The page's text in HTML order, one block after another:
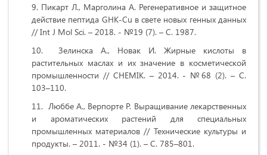
Пикарт Л., Марголина А. Регенеративное и защитное
действие пептида GHK-Cu в свете новых генных данных
// Int J Mol Sci. – 2018. - №19 (7). – С. 1987.
Зелинска А., Новак И. Жирные кислоты в
растительных маслах и их значение в косметической
промышленности // CHEMIK. – 2014. - №68 (2). – С.
103–110.
Люббе А., Верпорте Р. Выращивание лекарственных
и ароматических растений для специальных
промышленных материалов // Технические культуры и
продукты. – 2011. - №34 (1). – С. 785–801.